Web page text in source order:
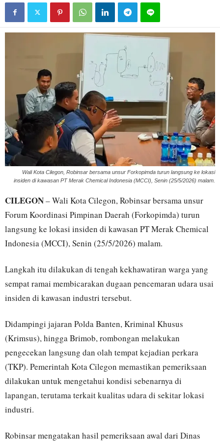
Wali Kota Cilegon, Robinsar bersama unsur Forkopimda turun langsung ke lokasi
insiden di kawasan PT Merak Chemical Indonesia (MCCI), Senin (25/5/2026) malam.
CILEGON– Wali Kota Cilegon, Robinsar bersama unsur
Forum Koordinasi Pimpinan Daerah (Forkopimda) turun
langsung ke lokasi insiden di kawasan PT Merak Chemical
Indonesia (MCCI), Senin (25/5/2026) malam.
Langkah itu dilakukan di tengah kekhawatiran warga yang
sempat ramai membicarakan dugaan pencemaran udara usai
insiden di kawasan industri tersebut.
Didampingi jajaran Polda Banten, Kriminal Khusus
(Krimsus), hingga Brimob, rombongan melakukan
pengecekan langsung dan olah tempat kejadian perkara
(TKP). Pemerintah Kota Cilegon memastikan pemeriksaan
dilakukan untuk mengetahui kondisi sebenarnya di
lapangan, terutama terkait kualitas udara di sekitar lokasi
industri.
Robinsar mengatakan hasil pemeriksaan awal dari Dinas